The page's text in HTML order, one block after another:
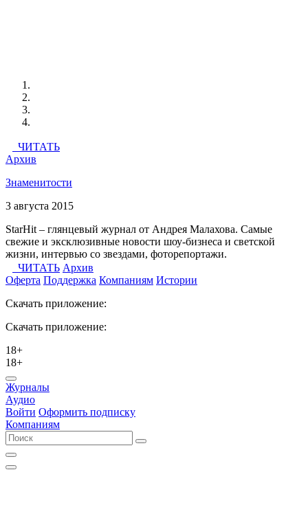
ЧИТАТЬ
Архив
Знаменитости
3 августа 2015
StarHit – глянцевый журнал от Андрея Малахова. Самые
свежие и эксклюзивные новости шоу-бизнеса и светской
жизни, интервью со звездами, фоторепортажи.
ЧИТАТЬ Архив
Оферта Поддержка Компаниям Истории
Скачать приложение:
Скачать приложение:
18+
18+
Журналы
Аудио
Войти Оформить подписку
Компаниям